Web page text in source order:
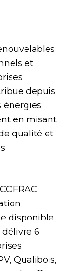
et
depuis
énergies
en misant
qualité et
disponible
délivre 6
Qualibois,